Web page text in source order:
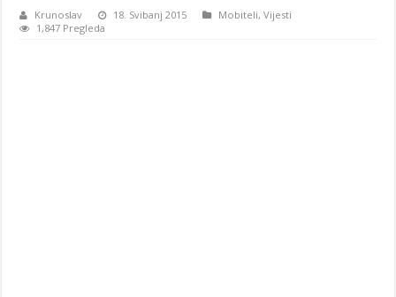
Krunoslav 18. Svibanj 2015 Mobiteli,Vijesti
1,847 Pregleda